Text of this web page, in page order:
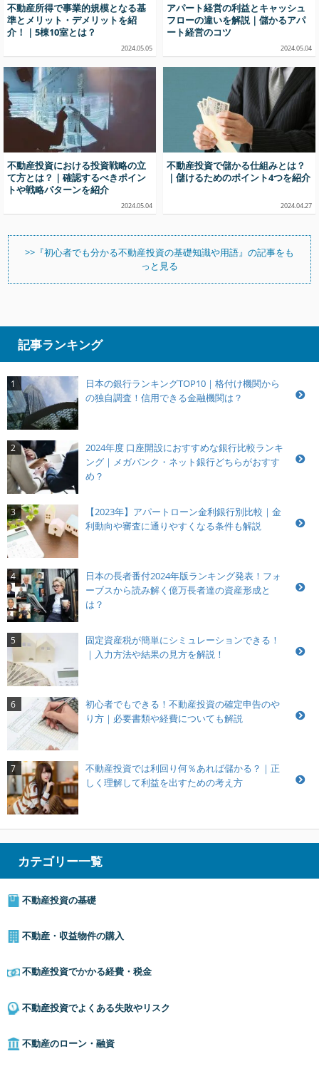
不動産所得で事業的規模となる基
準とメリット・デメリットを紹
介！｜5棟10室とは？
2024.05.05
アパート経営の利益とキャッシュ
フローの違いを解説｜儲かるアパ
ート経営のコツ
2024.05.04
不動産投資における投資戦略の立
て方とは？｜確認するべきポイン
トや戦略パターンを紹介
2024.05.04
不動産投資で儲かる仕組みとは？
｜儲けるためのポイント4つを紹介
2024.04.27
>>『初心者でも分かる不動産投資の基礎知識や用語』の記事をも
っと見る
記事ランキング
1
日本の銀行ランキングTOP10｜格付け機関から
の独自調査！信用できる金融機関は？
2
2024年度 口座開設におすすめな銀行比較ランキ
ング｜メガバンク・ネット銀行どちらがおすす
め？
3
【2023年】アパートローン金利銀行別比較｜金
利動向や審査に通りやすくなる条件も解説
4
日本の長者番付2024年版ランキング発表！フォ
ーブスから読み解く億万長者達の資産形成と
は？
5
固定資産税が簡単にシミュレーションできる！
｜入力方法や結果の見方を解説！
6
初心者でもできる！不動産投資の確定申告のや
り方｜必要書類や経費についても解説
7
不動産投資では利回り何％あれば儲かる？｜正
しく理解して利益を出すための考え方
カテゴリー一覧
不動産投資の基礎
不動産・収益物件の購入
不動産投資でかかる経費・税金
不動産投資でよくある失敗やリスク
不動産のローン・融資